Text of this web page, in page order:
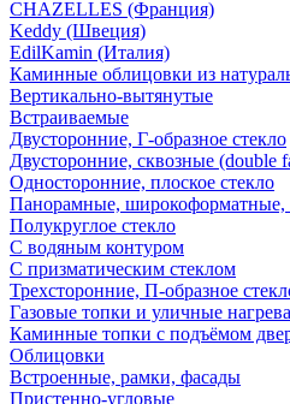
CHAZELLES (Франция)
Keddy (Швеция)
EdilKamin (Италия)
Каминные облицовки из
Вертикально-вытянутые
Встраиваемые
Двусторонние, Г-образное стекло
Двусторонние, сквозные (double
Односторонние, плоское стекло
Панорамные, широкоформатные,
Полукруглое стекло
С водяным контуром
С призматическим стеклом
Трехсторонние, П-образное
Газовые топки и уличные
Каминные топки с подъёмом
Облицовки
Встроенные, рамки, фасады
Пристенно-угловые